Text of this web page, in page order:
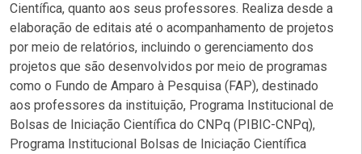
Científica, quanto aos seus professores. Realiza desde a
elaboração de editais até o acompanhamento de projetos
por meio de relatórios, incluindo o gerenciamento dos
projetos que são desenvolvidos por meio de programas
como o Fundo de Amparo à Pesquisa (FAP), destinado
aos professores da instituição, Programa Institucional de
Bolsas de Iniciação Científica do CNPq (PIBIC-CNPq),
Programa Institucional Bolsas de Iniciação Científica